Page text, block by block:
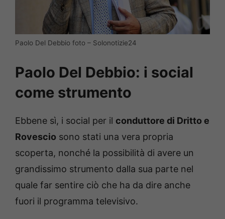
Paolo Del Debbio foto – Solonotizie24
Paolo Del Debbio: i social
come strumento
Ebbene sì, i social per il conduttore di Dritto e
Rovescio sono stati una vera propria
scoperta, nonché la possibilità di avere un
grandissimo strumento dalla sua parte nel
quale far sentire ciò che ha da dire anche
fuori il programma televisivo.